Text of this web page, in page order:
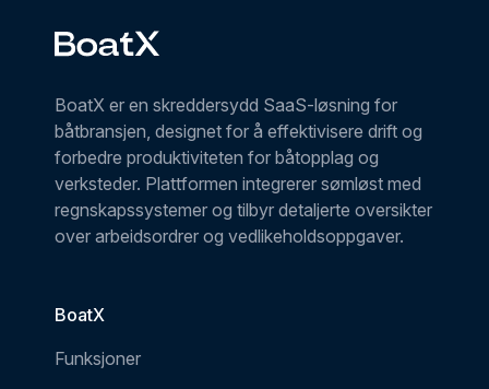
BoatX er en skreddersydd SaaS-løsning for
båtbransjen, designet for å effektivisere drift og
forbedre produktiviteten for båtopplag og
verksteder. Plattformen integrerer sømløst med
regnskapssystemer og tilbyr detaljerte oversikter
over arbeidsordrer og vedlikeholdsoppgaver.
BoatX
Funksjoner